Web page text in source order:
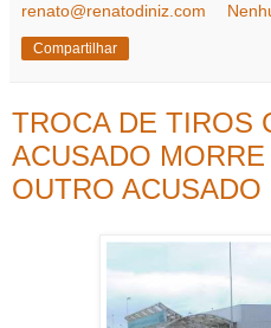
renato@renatodiniz.com
Compartilhar
TROCA DE TIROS
ACUSADO
OUTRO ACUSADO